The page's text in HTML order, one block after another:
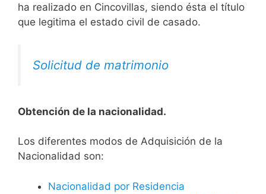
ha realizado en Cincovillas, siendo ésta el título
que legitima el estado civil de casado.
Solicitud de matrimonio
Obtención de la nacionalidad.
​​​Los diferentes modos de Adquisición de la
Nacionalidad son:
Nacionalidad por Residencia